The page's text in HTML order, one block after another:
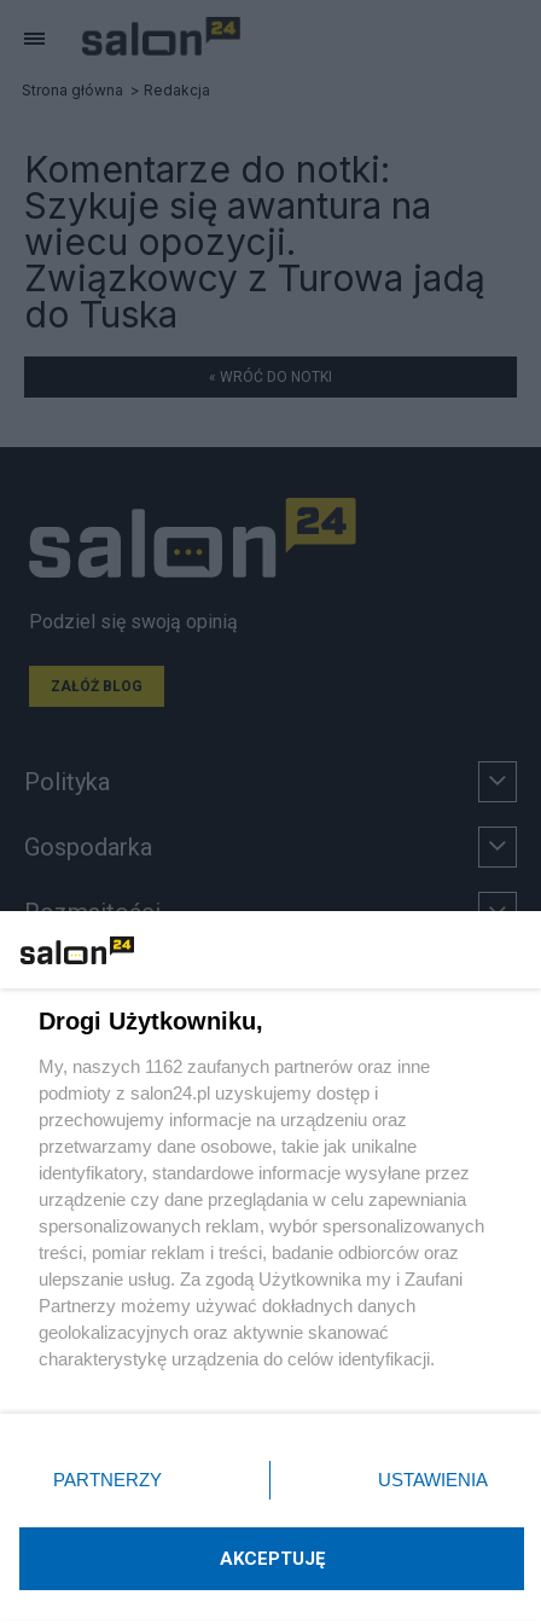
Strona główna Redakcja
Komentarze do notki:
Szykuje się awantura na
wiecu opozycji.
Związkowcy z Turowa jadą
do Tuska
« WRÓĆ DO NOTKI
Podziel się swoją opinią
ZAŁÓŻ BLOG
Polityka
Gospodarka
Rozmaitości
Sport
Społeczeństwo
Kultura
X Facebook Instagram Youtube
Technologię dostarcza:W3media.pl
Drogi Użytkowniku,
My, naszych 1162 zaufanych partnerów oraz inne
podmioty z salon24.pl uzyskujemy dostęp i
przechowujemy informacje na urządzeniu oraz
przetwarzamy dane osobowe, takie jak unikalne
identyfikatory, standardowe informacje wysyłane przez
urządzenie czy dane przeglądania w celu zapewniania
spersonalizowanych reklam, wybór spersonalizowanych
treści, pomiar reklam i treści, badanie odbiorców oraz
ulepszanie usług. Za zgodą Użytkownika my i Zaufani
Partnerzy możemy używać dokładnych danych
geolokalizacyjnych oraz aktywnie skanować
charakterystykę urządzenia do celów identyfikacji.
zmienić/wycofać klikając przycisk ustawień prywatności
znajdujący się w lewym dolnym rogu strony
rodzaje przetwarzania danych nie wymagają zgody
użytkownika, ale masz prawo sprzeciwić się takiemu
PARTNERZY USTAWIENIA
AKCEPTUJĘ